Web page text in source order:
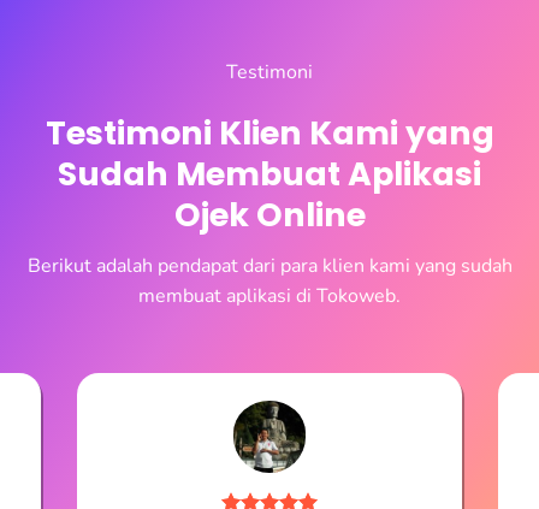
Testimoni
Testimoni Klien Kami yang
Sudah Membuat Aplikasi
Ojek Online
Berikut adalah pendapat dari para klien kami yang sudah
membuat aplikasi di Tokoweb.